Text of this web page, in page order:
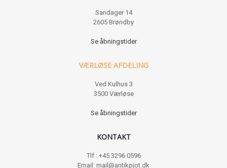
Sandager 14
2605 Brøndby
Se åbningstider
VÆRLØSE AFDELING
Ved Kulhus 3
3500 Værløse
Se åbningstider
KONTAKT
Tlf : +45 3296 0596
Email: mail@antikpjot.dk